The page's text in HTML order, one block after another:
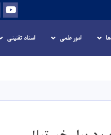
امور علمی اسناد تقنینی